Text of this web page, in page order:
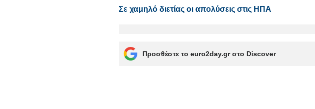
Σε χαμηλό διετίας οι απολύσεις στις ΗΠΑ
Προσθέστε το euro2day.gr στο Discover